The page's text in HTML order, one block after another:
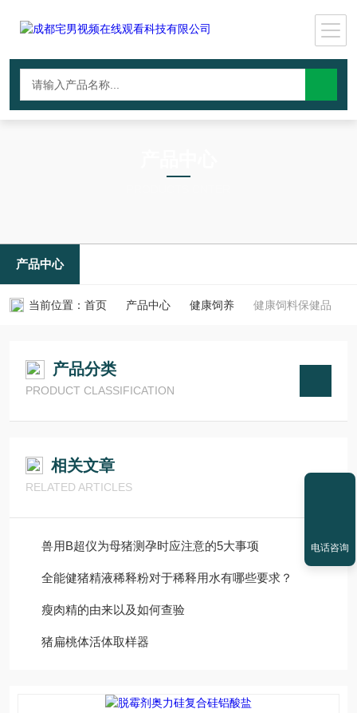
产品中心
当前位置： 首页 产品中心 健康饲养 健康饲料保健品
产品分类
PRODUCT CLASSIFICATION
相关文章
RELATED ARTICLES
兽用B超仪为母猪测孕时应注意的5大事项
全能健猪精液稀释粉对于稀释用水有哪些要求？
瘦肉精的由来以及如何查验
猪扁桃体活体取样器
电话咨询